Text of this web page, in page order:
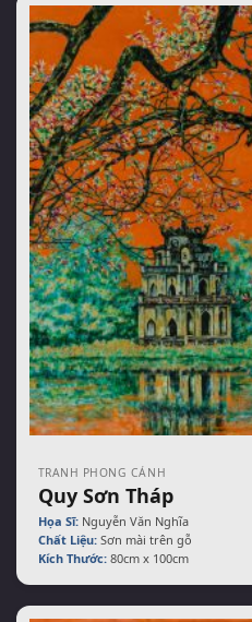
TRANH PHONG CẢNH
Quy Sơn Tháp
Họa Sĩ:Nguyễn Văn Nghĩa
Chất Liệu: Sơn mài trên gỗ
Kích Thước:80cm x 100cm